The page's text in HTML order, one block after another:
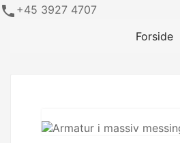
 +45 3927 4707
Forside